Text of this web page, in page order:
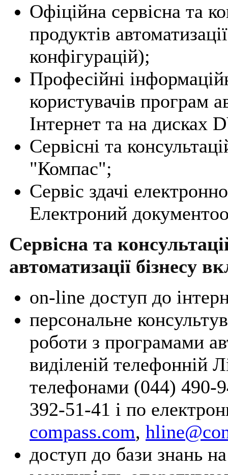
Офіційна сервісна та
продуктів
конфігурацій);
Професійні
користувачів програм
Інтернет та на дисках
Сервісні та
"Компас";
Сервіс здачі
Електроний
Сервісна та
автоматизації бізнесу
on-line доступ до
персональне
роботи з програмами
виділеній телефонній
телефонами (044) 490-
392-51-41 і по
compass.com,
доступ до бази знань